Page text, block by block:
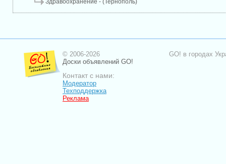
Здравоохранение - (Тернополь)
© 2006-2026
Доски объявлений GO!
Контакт с нами:
Модератор
Техподдержка
Реклама
GO! в городах